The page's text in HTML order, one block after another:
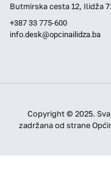
Butmirska cesta 12, Ilidža
+387 33 775-600
info.desk@opcinailidza.ba
Copyright © 2025.
zadržana od strane